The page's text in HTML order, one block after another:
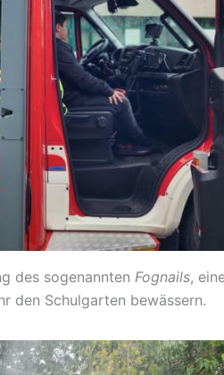
des sogenannten Fognails,
den Schulgarten bewässern.